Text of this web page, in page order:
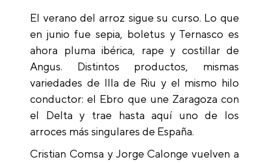
El verano del arroz sigue su curso. Lo que
en junio fue sepia, boletus y Ternasco es
ahora pluma ibérica, rape y costillar de
Angus. Distintos productos, mismas
variedades de Illa de Riu y el mismo hilo
conductor: el Ebro que une Zaragoza con
el Delta y trae hasta aquí uno de los
arroces más singulares de España.
Cristian Comsa y Jorge Calonge vuelven a